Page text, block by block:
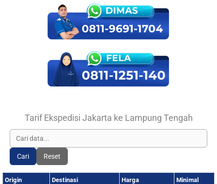
Tarif Ekspedisi Jakarta ke Lampung Tengah
Cari Reset
Origin Destinasi Harga Minimal